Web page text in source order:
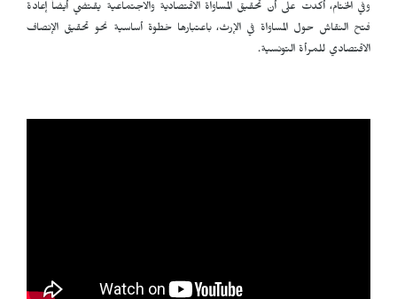
وفي الختام، أكدت على أن تحقيق المساواة الاقتصادية والاجتماعية يقتضي أيضاً إعادة
فتح النقاش حول المساواة في الإرث، باعتبارها خطوة أساسية نحو تحقيق الإنصاف
الاقتصادي للمرأة التونسية.